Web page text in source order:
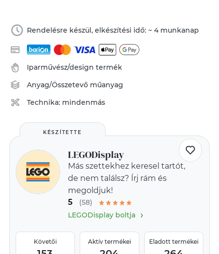
Rendelésre készül, elkészítési idő: ~ 4 munkanap
Iparművész/design termék
Anyag/Összetevő műanyag
Technika: mindenmás
KÉSZÍTETTE
LEGODisplay
Más szettekhez keresel tartót,
de nem találsz? Írj rám és
megoldjuk!
5
(58)
LEGODisplay boltja›
Követői Aktív termékei Eladott termékei